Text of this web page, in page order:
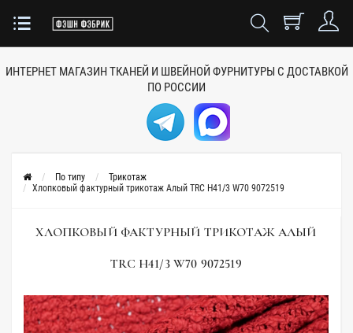
ИНТЕРНЕТ МАГАЗИН ТКАНЕЙ И ШВЕЙНОЙ ФУРНИТУРЫ С ДОСТАВКОЙ
ПО РОССИИ
По типу
Трикотаж
Хлопковый фактурный трикотаж Алый TRC H41/3 W70 9072519
ХЛОПКОВЫЙ ФАКТУРНЫЙ ТРИКОТАЖ АЛЫЙ
TRC H41/3 W70 9072519